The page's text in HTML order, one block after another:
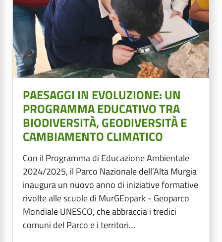
PAESAGGI IN EVOLUZIONE: UN
PROGRAMMA EDUCATIVO TRA
BIODIVERSITÀ, GEODIVERSITÀ E
CAMBIAMENTO CLIMATICO
Con il Programma di Educazione Ambientale
2024/2025, il Parco Nazionale dell’Alta Murgia
inaugura un nuovo anno di iniziative formative
rivolte alle scuole di MurGEopark - Geoparco
Mondiale UNESCO, che abbraccia i tredici
comuni del Parco e i territori…